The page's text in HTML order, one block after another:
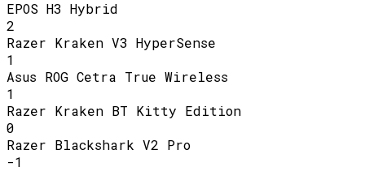
EPOS H3 Hybrid
2
Razer Kraken V3 HyperSense
1
Asus ROG Cetra True Wireless
1
Razer Kraken BT Kitty Edition
0
Razer Blackshark V2 Pro
-1